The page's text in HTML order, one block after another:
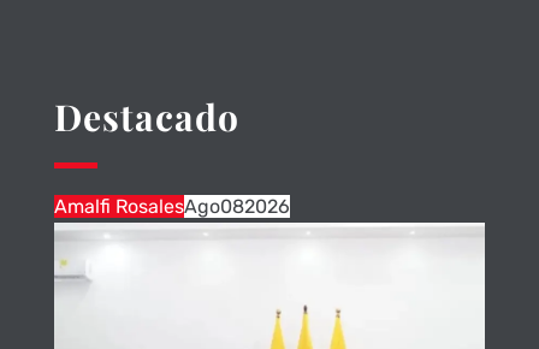
Destacado
Amalfi RosalesAgo082026